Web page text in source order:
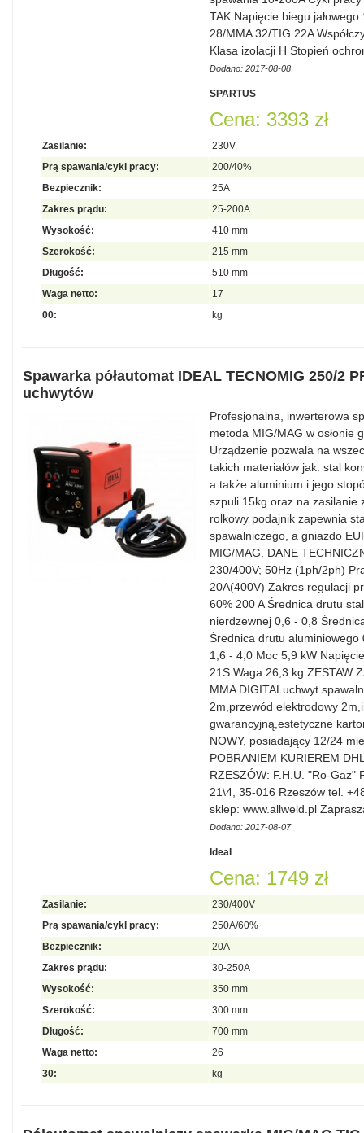
TAK Napięcie biegu
28/MMA 32/TIG 22A
Klasa izolacji H Stopień
Dodano: 2017-08-08
SPARTUS
Cena: 3393 zł
Zasilanie:
230V
Prą spawania/cykl pracy:
200/40%
Bezpiecznik:
25A
Zakres prądu:
25-200A
Wysokość:
410 mm
Szerokość:
215 mm
Długość:
510 mm
Waga netto:
17
00:
kg
Spawarka półautomat IDEAL TECNOMIG 250/2
uchwytów
Profesjonalna, inwerterowa
metoda MIG/MAG w osłonie
Urządzenie pozwala na
takich materiałów jak: stal
a także aluminium i jego
szpuli 15kg oraz na zasilanie
rolkowy podajnik zapewnia
spawalniczego, a gniazdo
MIG/MAG. DANE
230/400V; 50Hz (1ph/2ph)
20A(400V) Zakres regulacji
60% 200 A Średnica drutu
nierdzewnej 0,6 - 0,8
Średnica drutu
1,6 - 4,0 Moc 5,9 kW
21S Waga 26,3 kg ZESTAW
MMA DIGITALuchwyt
2m,przewód elektrodowy
gwarancyjną,estetyczne
NOWY, posiadający 12/24
POBRANIEM KURIEREM
RZESZÓW: F.H.U. "Ro-Gaz"
21\4, 35-016 Rzeszów tel.
sklep: www.allweld.pl
Dodano: 2017-08-07
Ideal
Cena: 1749 zł
Zasilanie:
230/400V
Prą spawania/cykl pracy:
250A/60%
Bezpiecznik:
20A
Zakres prądu:
30-250A
Wysokość:
350 mm
Szerokość:
300 mm
Długość:
700 mm
Waga netto:
26
30:
kg